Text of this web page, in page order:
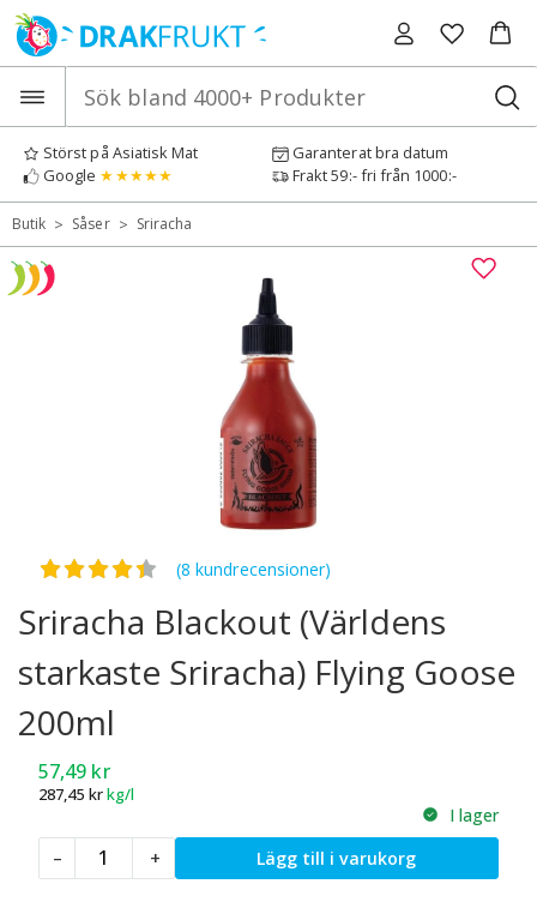
Hoppa
till
innehåll
Störst på Asiatisk Mat
Garanterat bra datum
Google ★★★★★ Frakt 59:- fri från 1000:-
Butik > Såser > Sriracha
Betygsatt4.38av 5
(8 kundrecensioner)
Sriracha Blackout (Världens
starkaste Sriracha) Flying Goose
200ml
57,49 kr
287,45 krkg/l
I lager
–
Sriracha
Blackout
+ Lägg till i varukorg